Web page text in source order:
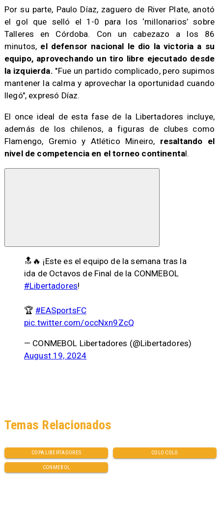
Por su parte, Paulo Díaz, zaguero de River Plate, anotó
el gol que selló el 1-0 para los ‘millonarios’ sobre
Talleres en Córdoba. Con un cabezazo a los 86
minutos, el defensor nacional le dio la victoria a su
equipo, aprovechando un tiro libre ejecutado desde
la izquierda. "Fue un partido complicado, pero supimos
mantener la calma y aprovechar la oportunidad cuando
llegó", expresó Díaz.
El once ideal de esta fase de la Libertadores incluye,
además de los chilenos, a figuras de clubes como
Flamengo, Gremio y Atlético Mineiro, resaltando el
nivel de competencia en el torneo continental.
🔝🔥 ¡Este es el equipo de la semana tras la
ida de Octavos de Final de la CONMEBOL
#Libertadores!
🏆 #EASportsFC
pic.twitter.com/occNxn9ZcQ
— CONMEBOL Libertadores (@Libertadores)
August 19, 2024
COPA LIBERTADORES COLO COLO
CONMEBOL
Temas Relacionados